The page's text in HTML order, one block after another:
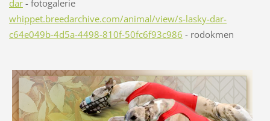
dar- fotogalerie
whippet.breedarchive.com/animal/view/s-lasky-dar-
c64e049b-4d5a-4498-810f-50fc6f93c986 - rodokmen